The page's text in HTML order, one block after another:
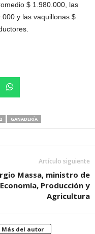
$ 1.980.000, las
y las vaquillonas $
GANADERÍA
Artículo siguiente
Massa, ministro de
Economía, Producción y
Agricultura
Más del autor